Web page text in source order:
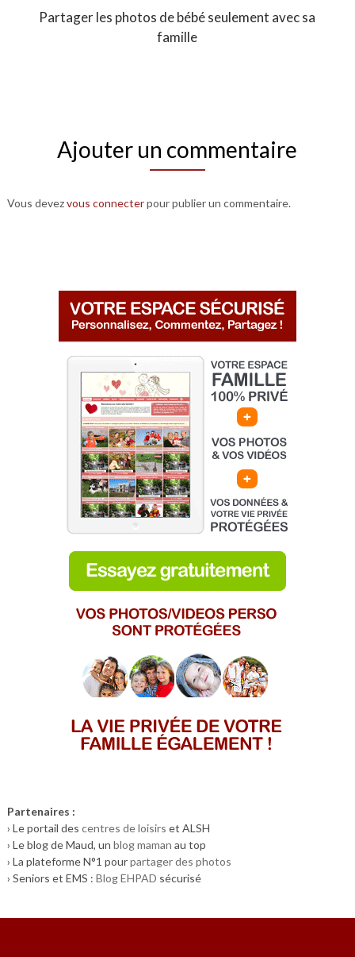
Partager les photos de bébé seulement avec sa
famille
Ajouter un commentaire
Vous devezvous connecterpour publier un commentaire.
Partenaires :
› Le portail des centres de loisirs et ALSH
› Le blog de Maud, un blog maman au top
› La plateforme N°1 pourpartager des photos
› Seniors et EMS : Blog EHPAD sécurisé